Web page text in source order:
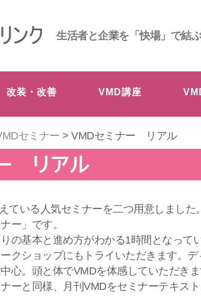
生活者と企業を「快場」で結ぶ
改装・改善 VMD講座
セミナー > VMDセミナー リアル
リアル
ている人気セミナーを二つ用意しまし
ー」です。
の基本と進め方がわかる1時間となって
クショップにもトライいただきます。
心。頭と体でVMDを体感していただきま
ーと同様、月刊VMDをセミナーテキスト